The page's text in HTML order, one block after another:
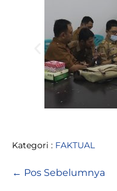
Kategori : FAKTUAL
← Pos Sebelumnya